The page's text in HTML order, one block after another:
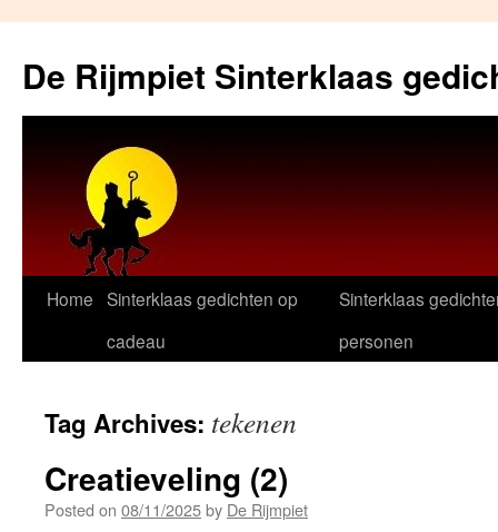
content
De Rijmpiet Sinterklaas
Home Sinterklaas gedichten op
cadeau
Sinterklaas
personen
Tag Archives: tekenen
Creatieveling (2)
Posted on 08/11/2025by De Rijmpiet